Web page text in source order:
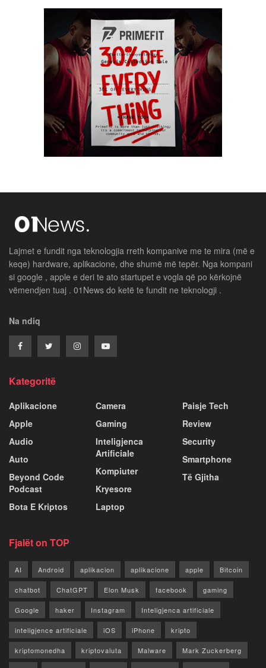
Lajmet e fundit nga teknologjia rreth kompanive me te mira (më e
keqe) hardware, aplikacione, dhe shumë më tepër. Nga kompani
si google , apple e deri te ato startupet e vogla që po kërkojnë
vëmendjen tuaj . 01News do ketë te fundit ne teknologji .
Na ndiq
Kategoritë
Aplikacione
Apple
Audio
Auto
Beyond Code
Podcast
Bota E Kriptos
Camera
Gaming
Inteligjenca
Artificiale
Kompiuter
Kryesore
Laptop
Paisje Tech
Review
Security
Smartphone
Të Gjitha
Fjalët on TOP
AI Android aplikacion aplikacione apple Bitcoin
chatbot ChatGPT Elon Musk facebook gaming
Google haker Instagram Inteligjenca artificiale
inteligjence artificiale iOS iPhone kripto
kriptomonedha kriptovaluta Malware Mark Zuckerberg